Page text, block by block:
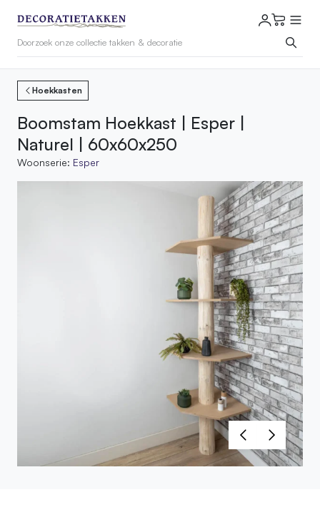
Hoekkasten
Boomstam Hoekkast | Esper |
Naturel | 60x60x250
Woonserie: Esper